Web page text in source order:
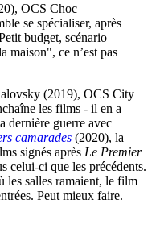
OCS Choc
se spécialiser, après
budget, scénario
maison", ce n’est pas
(2019), OCS City
les films - il en a
dernière guerre avec
camarades (2020), la
signés après Le Premier
celui-ci que les précédents.
les salles ramaient, le film
Peut mieux faire.